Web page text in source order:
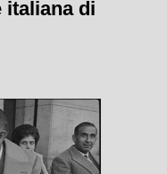
italiana di